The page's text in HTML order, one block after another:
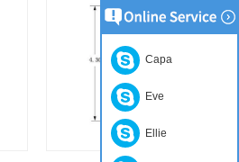
Сара
Eve
Ellie